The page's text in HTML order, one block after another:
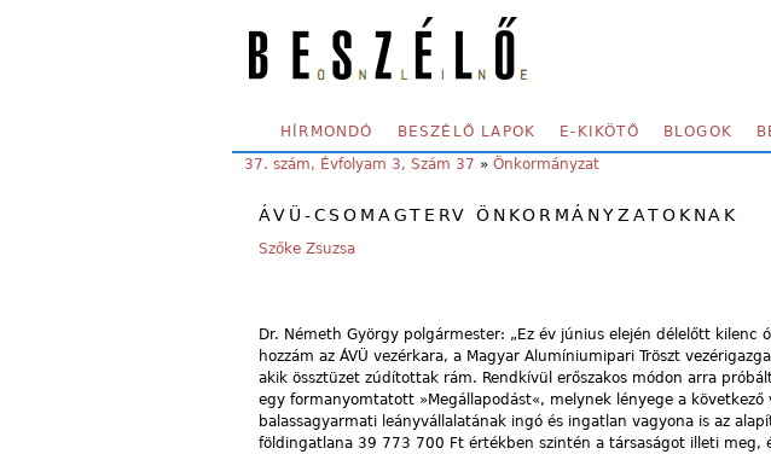
SECONDARY MENU
HÍRMONDÓ BESZÉLŐ LAPOK E-KIKÖTŐ BLOGOK
YOU ARE HERE:
37. szám, Évfolyam 3, Szám 37 » Önkormányzat
ÁVÜ-CSOMAGTERV ÖNKORMÁNYZATOKNAK
Szőke Zsuzsa
Dr. Németh György polgármester: „Ez év június elején délelőtt
hozzám az ÁVÜ vezérkara, a Magyar Alumíniumipari Tröszt
akik össztüzet zúdítottak rám. Rendkívül erőszakos módon arra
egy formanyomtatott »Megállapodást«, melynek lényege a következő
balassagyarmati leányvállalatának ingó és ingatlan vagyona is az
földingatlana 39 773 700 Ft értékben szintén a társaságot illeti meg,